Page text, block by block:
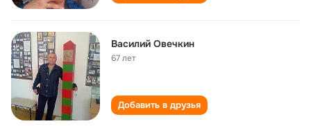
Василий Овечкин
67 лет
Добавить в друзья